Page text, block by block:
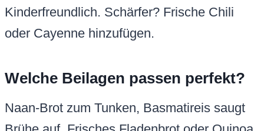
Kinderfreundlich. Schärfer? Frische Chili
oder Cayenne hinzufügen.
Welche Beilagen passen perfekt?
Naan-Brot zum Tunken, Basmatireis saugt